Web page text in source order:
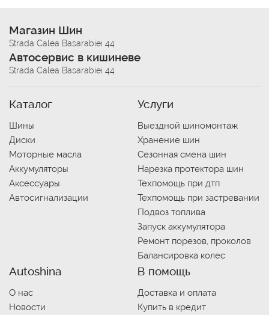
Магазин Шин
Strada Calea Basarabiei 44
Автосервис в кишиневе
Strada Calea Basarabiei 44
Каталог
Шины
Диски
Моторные масла
Аккумуляторы
Аксессуары
Автосигнализации
Услуги
Выездной шиномонтаж
Хранение шин
Сезонная смена шин
Нарезка протектора шин
Техпомощь при дтп
Техпомощь при застревании
Подвоз топлива
Запуск аккумулятора
Ремонт порезов, проколов
Балансировка колес
Autoshina
О нас
Новости
В помощь
Доставка и оплата
Купить в кредит